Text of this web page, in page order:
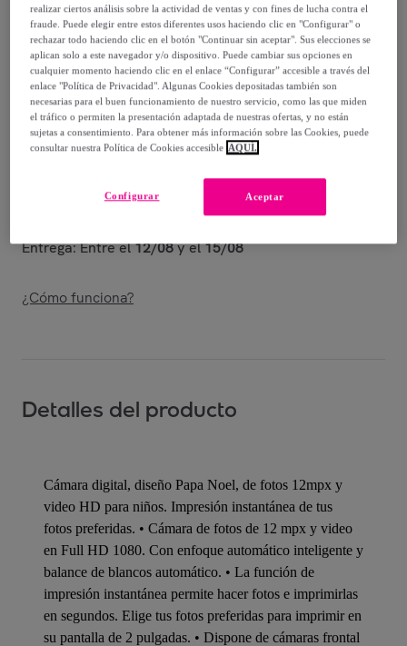
Posible recogida de tu antiguo producto,ver condiciones
Vendido porEMPRENDIMIENTOS URBANOS
Entrega: Entre el12/08y el15/08
¿Cómo funciona?
Detalles del producto
Cámara digital, diseño Papa Noel, de fotos 12mpx y
video HD para niños. Impresión instantánea de tus
fotos preferidas. • Cámara de fotos de 12 mpx y video
en Full HD 1080. Con enfoque automático inteligente y
balance de blancos automático. • La función de
impresión instantánea permite hacer fotos e imprimirlas
en segundos. Elige tus fotos preferidas para imprimir en
su pantalla de 2 pulgadas. • Dispone de cámaras frontal
realizar ciertos análisis sobre la actividad de ventas y con fines de lucha contra el
fraude. Puede elegir entre estos diferentes usos haciendo clic en "Configurar" o
rechazar todo haciendo clic en el botón "Continuar sin aceptar". Sus elecciones se
aplican solo a este navegador y/o dispositivo. Puede cambiar sus opciones en
cualquier momento haciendo clic en el enlace “Configurar” accesible a través del
enlace "Política de Privacidad". Algunas Cookies depositadas también son
necesarias para el buen funcionamiento de nuestro servicio, como las que miden
el tráfico o permiten la presentación adaptada de nuestras ofertas, y no están
sujetas a consentimiento. Para obtener más información sobre las Cookies, puede
consultar nuestra Política de Cookies accesible AQUÍ.
Aceptar
Configurar